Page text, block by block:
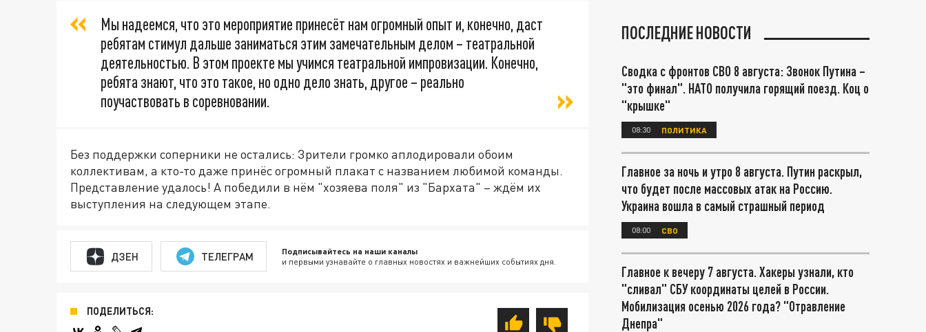
Мы надеемся, что это мероприятие принесёт нам огромный опыт и, конечно, даст
ребятам стимул дальше заниматься этим замечательным делом – театральной
деятельностью. В этом проекте мы учимся театральной импровизации. Конечно,
ребята знают, что это такое, но одно дело знать, другое – реально
поучаствовать в соревновании.
Без поддержки соперники не остались: Зрители громко аплодировали обоим
коллективам, а кто-то даже принёс огромный плакат с названием любимой команды.
Представление удалось! А победили в нём "хозяева поля" из "Бархата" – ждём их
выступления на следующем этапе.
ДЗЕН ТЕЛЕГРАМ Подписывайтесь на наши каналы
и первыми узнавайте о главных новостях и важнейших событиях дня.
ПОДЕЛИТЬСЯ:
ПОСЛЕДНИЕ НОВОСТИ
Сводка с фронтов СВО 8 августа: Звонок Путина –
"это финал". НАТО получила горящий поезд. Коц о
"крышке"
08:30 ПОЛИТИКА
Главное за ночь и утро 8 августа. Путин раскрыл,
что будет после массовых атак на Россию.
Украина вошла в самый страшный период
08:00 СВО
Главное к вечеру 7 августа. Хакеры узнали, кто
"сливал" СБУ координаты целей в России.
Мобилизация осенью 2026 года? "Отравление
Днепра"